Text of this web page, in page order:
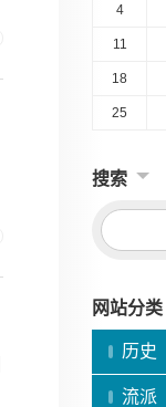
4
11
18
25
搜索
网站分类
历史
流派